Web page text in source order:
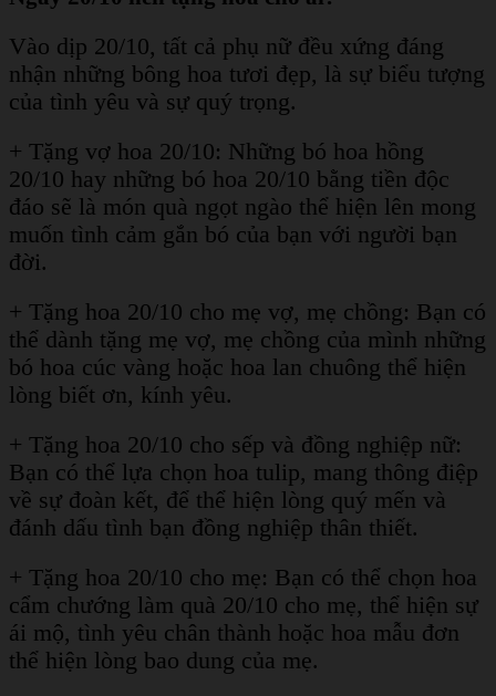
Vào dịp 20/10, tất cả phụ nữ đều xứng đáng
nhận những bông hoa tươi đẹp, là sự biểu tượng
của tình yêu và sự quý trọng.
+ Tặng vợ hoa 20/10: Những bó hoa hồng
20/10 hay những bó hoa 20/10 bằng tiền độc
đáo sẽ là món quà ngọt ngào thể hiện lên mong
muốn tình cảm gắn bó của bạn với người bạn
đời.
+ Tặng hoa 20/10 cho mẹ vợ, mẹ chồng: Bạn có
thể dành tặng mẹ vợ, mẹ chồng của mình những
bó hoa cúc vàng hoặc hoa lan chuông thể hiện
lòng biết ơn, kính yêu.
+ Tặng hoa 20/10 cho sếp và đồng nghiệp nữ:
Bạn có thể lựa chọn hoa tulip, mang thông điệp
về sự đoàn kết, để thể hiện lòng quý mến và
đánh dấu tình bạn đồng nghiệp thân thiết.
+ Tặng hoa 20/10 cho mẹ: Bạn có thể chọn hoa
cẩm chướng làm quà 20/10 cho mẹ, thể hiện sự
ái mộ, tình yêu chân thành hoặc hoa mẫu đơn
thể hiện lòng bao dung của mẹ.